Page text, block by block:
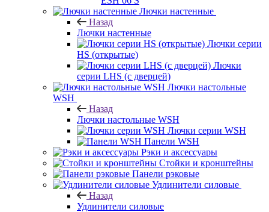
Лючки настенные
Назад
Лючки настенные
Лючки серии
HS (открытые)
Лючки
серии LHS (с дверцей)
Лючки настольные
WSH
Назад
Лючки настольные WSH
Лючки серии WSH
Панели WSH
Рэки и аксессуары
Стойки и кронштейны
Панели рэковые
Удлинители силовые
Назад
Удлинители силовые